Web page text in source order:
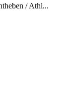
/ Athl...